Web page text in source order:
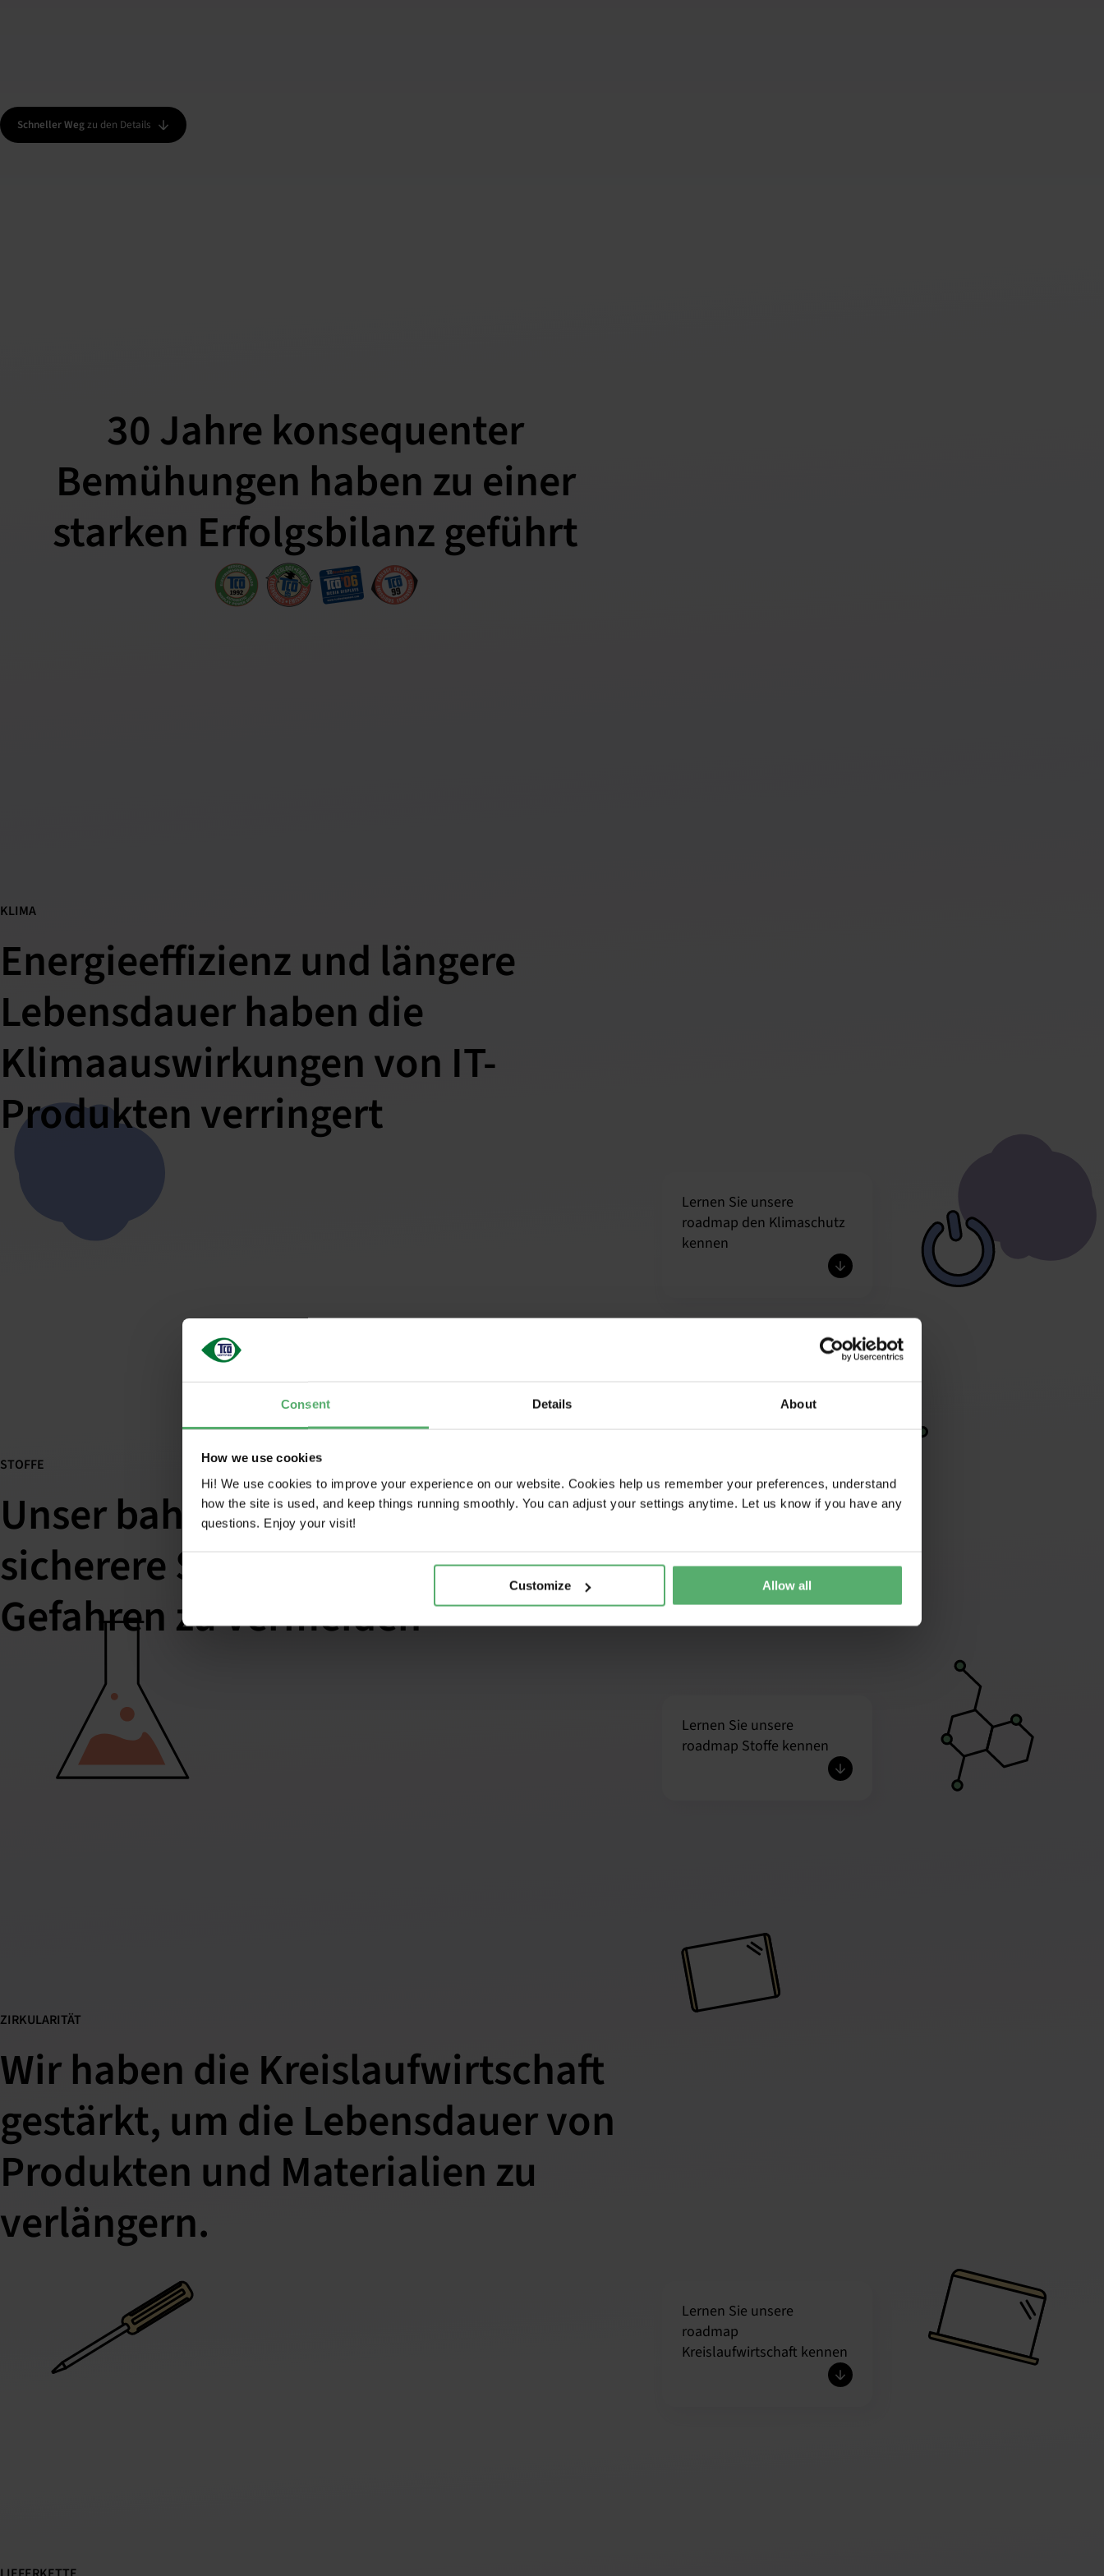
Consent Details About
How we use cookies
Hi! We use cookies to improve your experience on our website. Cookies help us remember your preferences, understand
how the site is used, and keep things running smoothly. You can adjust your settings anytime. Let us know if you have any
questions. Enjoy your visit!
Customize Allow all
Schneller Wegzu den Details
30 Jahre konsequenter
Bemühungen haben zu einer
starken Erfolgsbilanz geführt
KLIMA
Energieeffizienz und längere
Lebensdauer haben die
Klimaauswirkungen von IT-
Produkten verringert
Lernen Sie unsere
roadmap den Klimaschutz
kennen
STOFFE
Unser bahnbrechendes System für
sicherere Stoffe hilft IT-Marken,
Gefahren zu vermeiden
Lernen Sie unsere
roadmap Stoffe kennen
ZIRKULARITÄT
Wir haben die Kreislaufwirtschaft
gestärkt, um die Lebensdauer von
Produkten und Materialien zu
verlängern.
Lernen Sie unsere
roadmap
Kreislaufwirtschaft kennen